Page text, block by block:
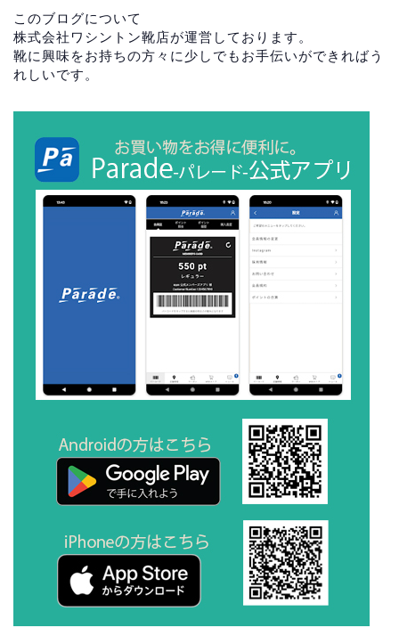
このブログについて
株式会社ワシントン靴店が運営しております。
靴に興味をお持ちの方々に少しでもお手伝いができればう
れしいです。